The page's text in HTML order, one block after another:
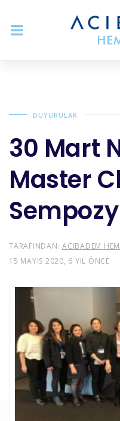
DUYURULAR
30 Mart
Master
TARAFINDAN: ACIBADEM
15 MAYIS 2020, 6 YIL ÖNCE